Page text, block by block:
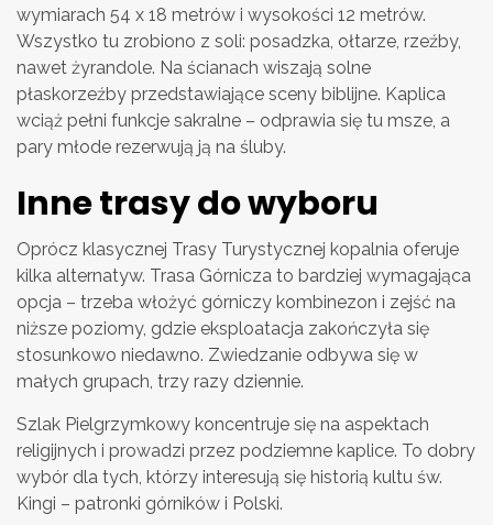
wymiarach 54 x 18 metrów i wysokości 12 metrów.
Wszystko tu zrobiono z soli: posadzka, ołtarze, rzeźby,
nawet żyrandole. Na ścianach wiszają solne
płaskorzeźby przedstawiające sceny biblijne. Kaplica
wciąż pełni funkcje sakralne – odprawia się tu msze, a
pary młode rezerwują ją na śluby.
Inne trasy do wyboru
Oprócz klasycznej Trasy Turystycznej kopalnia oferuje
kilka alternatyw. Trasa Górnicza to bardziej wymagająca
opcja – trzeba włożyć górniczy kombinezon i zejść na
niższe poziomy, gdzie eksploatacja zakończyła się
stosunkowo niedawno. Zwiedzanie odbywa się w
małych grupach, trzy razy dziennie.
Szlak Pielgrzymkowy koncentruje się na aspektach
religijnych i prowadzi przez podziemne kaplice. To dobry
wybór dla tych, którzy interesują się historią kultu św.
Kingi – patronki górników i Polski.